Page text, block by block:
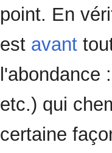
point. En
est avant
l'abondance
etc.) qui
certaine